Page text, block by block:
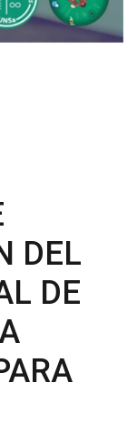
DEL
DE